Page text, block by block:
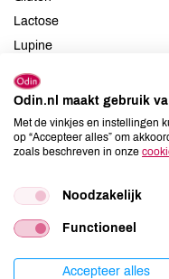
Lactose
Lupine
Mosterd
Noten
Schaaldieren
Selderij
Soja
Weekdieren
Zwaveldioxide / sulfieten
Odin.nl maakt gebruik
Met de vinkjes en instellingen
op “Accepteer alles” om
zoals beschreven in onze
Noodzakelijk
Functioneel
Accepteer alles